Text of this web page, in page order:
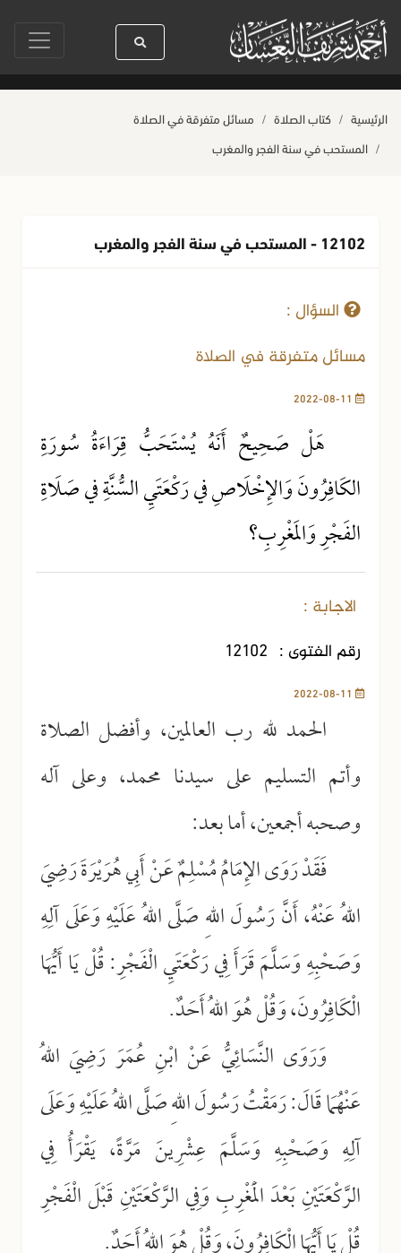
سيدنا رسول الله ﷺ كله رحمة صلاة آخر أربعاء من صفر حياة القلوب
الرئيسية كتاب الصلاة
مسائل متفرقة في الصلاة
المستحب في سنة الفجر والمغرب
12102 - المستحب في سنة الفجر والمغرب
السؤال :
مسائل متفرقة في الصلاة
هَلْ صَحِيحٌ أَنَهُ يُسْتَحَبُّ قِرَاءَةُ سُورَةِ
الكَافِرُونَ وَالإِخْلَاصِ في رَكْعَتَيِ السُّنَّةِ في صَلَاةِ
الفَجْرِ وَالمَغْرِبِ؟
الاجابة :
رقم الفتوى : 12102
الحمد لله رب العالمين، وأفضل الصلاة
وأتم التسليم على سيدنا محمد، وعلى آله
وصحبه أجمعين، أما بعد:
فَقَدْ رَوَى الإِمَامُ مُسْلِمٌ عَنْ أَبِي هُرَيْرَةَ رَضِيَ
اللهُ عَنْهُ، أَنَّ رَسُولَ اللهِ صَلَّى اللهُ عَلَيْهِ وَعَلَى آلِهِ
وَصَحْبِهِ وَسَلَّمَ قَرَأَ فِي رَكْعَتَيِ الْفَجْرِ: قُلْ يَا أَيُّهَا
الْكَافِرُونَ، وَقُلْ هُوَ اللهُ أَحَدٌ.
وَرَوَى النَّسَائِيُّ عَنْ ابْنِ عُمَرَ رَضِيَ اللهُ
عَنْهُمَا قَالَ: رَمَقْتُ رَسُولَ اللهِ صَلَّى اللهُ عَلَيْهِ وَعَلَى
آلِهِ وَصَحْبِهِ وَسَلَّمَ عِشْرِينَ مَرَّةً، يَقْرَأُ فِي
الرَّكْعَتَيْنِ بَعْدَ الْمَغْرِبِ وَفِي الرَّكْعَتَيْنِ قَبْلَ الْفَجْرِ